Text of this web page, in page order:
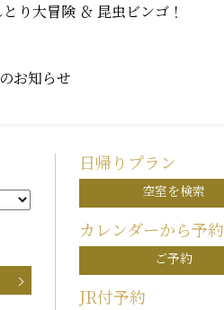
り大冒険 ＆ 昆虫ビンゴ！
お知らせ
日帰りプラン
空室を検索
カレンダーから予約
ご予約
JR付予約